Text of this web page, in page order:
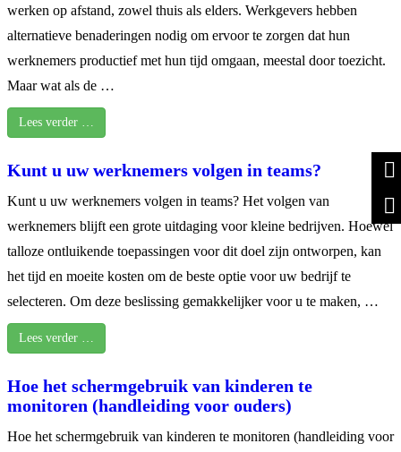
werken op afstand, zowel thuis als elders. Werkgevers hebben
alternatieve benaderingen nodig om ervoor te zorgen dat hun
werknemers productief met hun tijd omgaan, meestal door toezicht.
Maar wat als de …
Lees verder …
Kunt u uw werknemers volgen in teams?
Kunt u uw werknemers volgen in teams? Het volgen van
werknemers blijft een grote uitdaging voor kleine bedrijven. Hoewel
talloze ontluikende toepassingen voor dit doel zijn ontworpen, kan
het tijd en moeite kosten om de beste optie voor uw bedrijf te
selecteren. Om deze beslissing gemakkelijker voor u te maken, …
Lees verder …
Hoe het schermgebruik van kinderen te
monitoren (handleiding voor ouders)
Hoe het schermgebruik van kinderen te monitoren (handleiding voor